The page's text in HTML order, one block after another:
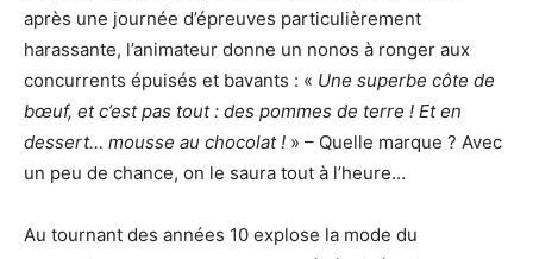
après une journée d’épreuves particulièrement
harassante, l’animateur donne un nonos à ronger aux
concurrents épuisés et bavants : « Une superbe côte de
bœuf, et c’est pas tout : des pommes de terre ! Et en
dessert… mousse au chocolat ! » – Quelle marque ? Avec
un peu de chance, on le saura tout à l’heure…
Au tournant des années 10 explose la mode du